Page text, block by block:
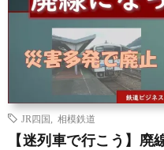
JR四国 相模鉄道
【迷列車で行こう】廃